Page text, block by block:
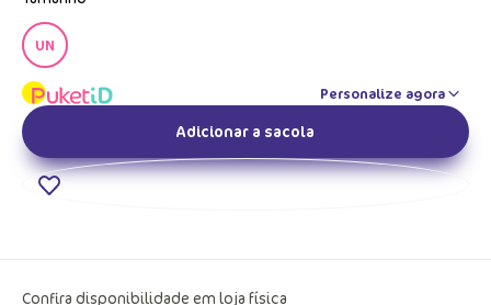
UN
Personalize agora
Adicionar a sacola
Confira disponibilidade em loja física